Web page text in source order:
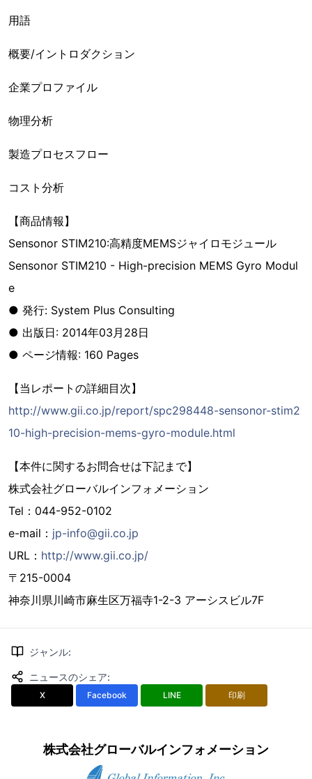
用語
概要/イントロダクション
企業プロファイル
物理分析
製造プロセスフロー
コスト分析
【商品情報】
Sensonor STIM210:高精度MEMSジャイロモジュール
Sensonor STIM210 - High-precision MEMS Gyro Modul
e
● 発行: System Plus Consulting
● 出版日: 2014年03月28日
● ページ情報: 160 Pages
【当レポートの詳細目次】
http://www.gii.co.jp/report/spc298448-sensonor-stim2
10-high-precision-mems-gyro-module.html
【本件に関するお問合せは下記まで】
株式会社グローバルインフォメーション
Tel：044-952-0102
e-mail： jp-info@gii.co.jp
URL： http://www.gii.co.jp/
〒215-0004
神奈川県川崎市麻生区万福寺1-2-3 アーシスビル7F
ジャンル:
ニュースのシェア:
X Facebook LINE 印刷
株式会社グローバルインフォメーション